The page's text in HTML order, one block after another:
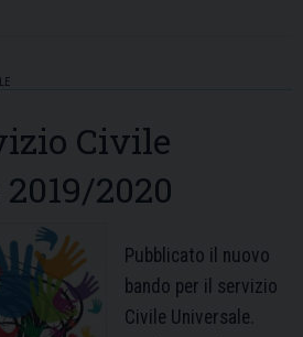
Civile
2020
Pubblicato il nuovo
bando per il servizio
Civile Universale.